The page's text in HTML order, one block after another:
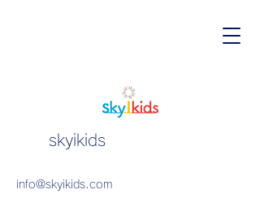
skyikids
info@skyikids.com